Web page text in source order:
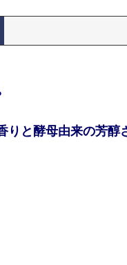
と酵母由来の芳醇